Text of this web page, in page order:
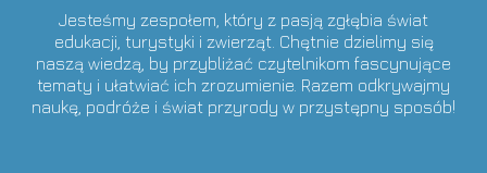
Jesteśmy zespołem, który z pasją zgłębia świat
edukacji, turystyki i zwierząt. Chętnie dzielimy się
naszą wiedzą, by przybliżać czytelnikom fascynujące
tematy i ułatwiać ich zrozumienie. Razem odkrywajmy
naukę, podróże i świat przyrody w przystępny sposób!